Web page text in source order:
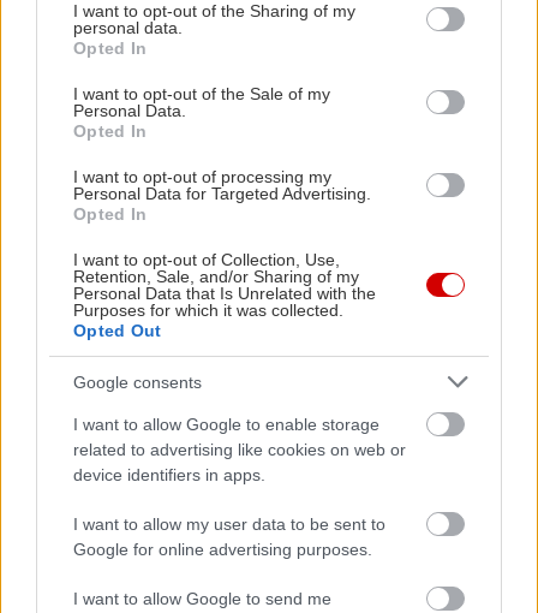
not limited to your visit or usage behaviour. You may click to
grant or deny consent to Google and its third-party tags to
use your data for below specified purposes in below Google
consent section.
I want to opt-out of the Sharing of my
personal data.
Opted In
I want to opt-out of the Sale of my
Personal Data.
Opted In
I want to opt-out of processing my
Personal Data for Targeted Advertising.
Opted In
I want to opt-out of Collection, Use,
Retention, Sale, and/or Sharing of my
Personal Data that Is Unrelated with the
Purposes for which it was collected.
Opted Out
Google consents
I want to allow Google to enable storage
related to advertising like cookies on web or
device identifiers in apps.
I want to allow my user data to be sent to
Google for online advertising purposes.
I want to allow Google to send me